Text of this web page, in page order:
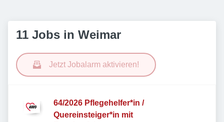
11 Jobs in Weimar
Jetzt Jobalarm aktivieren!
64/2026 Pflegehelfer*in /
Quereinsteiger*in mit